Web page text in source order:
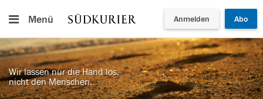
Menü Anmelden Abo
Wir lassen nur die Hand los,
nicht den Menschen.